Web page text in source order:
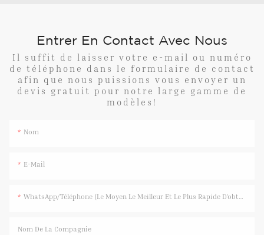
Entrer En Contact Avec Nous
Il suffit de laisser votre e-mail ou numéro
de téléphone dans le formulaire de contact
afin que nous puissions vous envoyer un
devis gratuit pour notre large gamme de
modèles!
Nom
E-Mail
WhatsApp/Téléphone (Le Moyen Le Meilleur Et Le Plus Rapide D'obtenir Une Réponse)
Nom De La Compagnie